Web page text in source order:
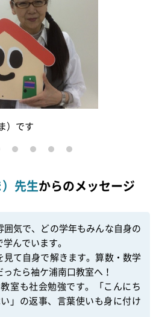
）です
先生からのメッセージ
囲気で、どの学年もみんな自身の
んでいます。
見て自身で解きます。算数・数学
ったら袖ケ浦南口教室へ！
室も社会勉強です。「こんにち
」の返事、言葉使いも身に付け